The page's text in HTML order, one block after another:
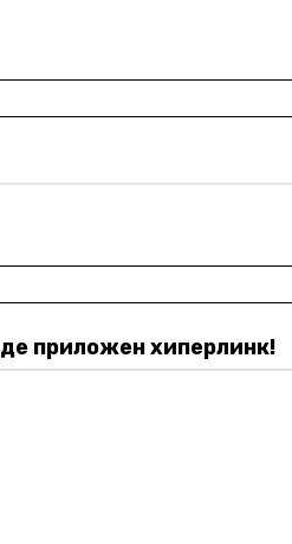
приложен хиперлинк!